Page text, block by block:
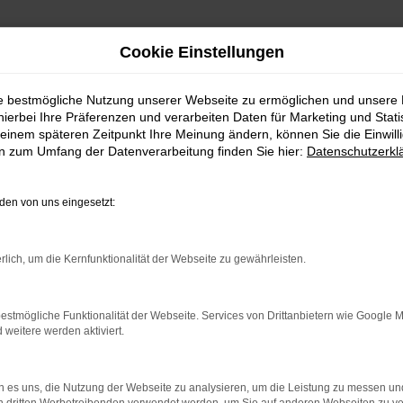
Angebote
FÜR BIELEFELD?
viele Vorschläge rund um die Mobilität. Das gilt natürlich
Fahrzeug, das perfekt zu nahezu jedem Anspruch in
Vorteil liegt auf der Hand, denn so erhalten Sie Ihren Škoda
Klingt gut? Dann kontaktieren Sie uns noch heute.
Cookie Einstellungen
bestmögliche Nutzung unserer Webseite zu ermöglichen und unsere
Ihre Präferenzen und verarbeiten Daten für Marketing und
späteren Zeitpunkt Ihre Meinung ändern, können Sie die
zum Umfang der Datenverarbeitung finden Sie hier:
von uns eingesetzt:
um die Kernfunktionalität der Webseite zu gewährleisten.
Funktionalität der Webseite. Services von Drittanbietern wie Google
weitere werden aktiviert.
es uns, die Nutzung der Webseite zu analysieren, um die Leistung zu messen